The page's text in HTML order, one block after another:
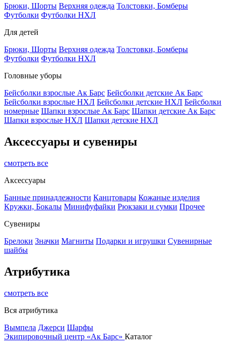
Брюки, Шорты Верхняя одежда Толстовки, Бомберы
Футболки Футболки НХЛ
Для детей
Брюки, Шорты Верхняя одежда Толстовки, Бомберы
Футболки Футболки НХЛ
Головные уборы
Бейсболки взрослые Ак Барс Бейсболки детские Ак Барс
Бейсболки взрослые НХЛ Бейсболки детские НХЛ Бейсболки
номерные Шапки взрослые Ак Барс Шапки детские Ак Барс
Шапки взрослые НХЛ Шапки детские НХЛ
Аксессуары и сувениры
смотреть все
Аксессуары
Банные принадлежности Канцтовары Кожаные изделия
Кружки, Бокалы Минифуфайки Рюкзаки и сумки Прочее
Сувениры
Брелоки Значки Магниты Подарки и игрушки Сувенирные
шайбы
Атрибутика
смотреть все
Вся атрибутика
Вымпела Джерси Шарфы
Экипировочный центр «Ак Барс» Каталог